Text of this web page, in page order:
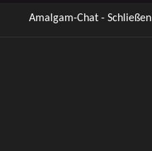
Amalgam-Chat - Schließen